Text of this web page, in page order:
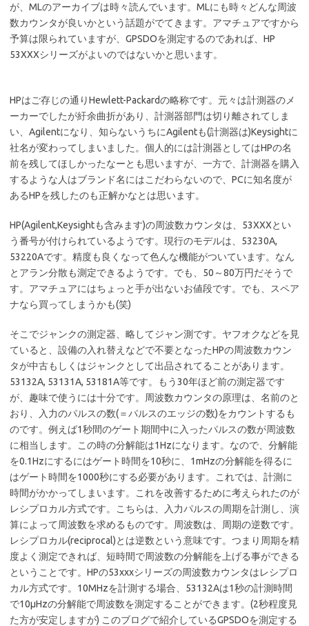
が、MLのアーカイブは時々読んでいます。MLにも時々どんな周波
数カウンタが良いかという話題がでてきます。アマチュアですから
予算は限られていますが、GPSDOを測定するのであれば、HP
53XXXシリーズがよいのではないかと思います。
HPはご存じの通りHewlett-Packardの略称です。元々は計測器のメ
ーカーでしたが紆余曲折があり、計測器部門は切り離されてしま
い、Agilentになり、知らないうちにAgilentも(計測器は)Keysightに
社名が変わってしまいました。個人的には計測器としてはHPの名
前を残してほしかったなーとも思いますが、一方で、計測器を購入
するような人はブランド名にはこだわらないので、PCに知名度が
あるHPを残したのも正解かなとは思います。
HP(Agilent,Keysightも含みます)の周波数カウンタは、53XXXとい
う番号が付けられているようです。現行のモデルは、53230A,
53220Aです。精度も良くなって色んな機能がついています。なん
とアラン分散も測定できるようです。でも、50～80万円だそうで
す。アマチュアにはちょっと手が出ないお値段です。でも、スペア
ナなら買ってしまうかも(笑)
そこでジャンクの測定器、略してジャン測です。ヤフオクなどを見
ていると、設備の入れ替えなどで不要となったHPの周波数カウン
タが中古もしくはジャンクとして出品されてることがあります。
53132A, 53131A, 53181A等です。もう30年ほど前の測定器です
が、趣味で使うには十分です。周波数カウンタの原理は、名前のと
おり、入力のパルスの数(＝パルスのエッジの数)をカウントするも
のです。例えば1秒間のゲート期間中に入ったパルスの数が周波数
に相当します。この時の分解能は1Hzになります。なので、分解能
を0.1Hzにするにはゲート時間を10秒に、1mHzの分解能を得るに
はゲート時間を1000秒にする必要があります。これでは、計測に
時間がかかってしまいます。これを改善するために考えられたのが
レシプロカル方式です。こちらは、入力パルスの周期を計測し、演
算によって周波数を求めるものです。周波数は、周期の逆数です。
レシプロカル(reciprocal)とは逆数という意味です。つまり周期を精
度よく測定できれば、短時間で周波数の分解能を上げる事ができる
ということです。HPの53xxxシリーズの周波数カウンタはレシプロ
カル方式です。10MHzを計測する場合、53132Aは1秒の計測時間
で10μHzの分解能で周波数を測定することができます。(2秒程度見
た方が安定しますが) このブログで紹介しているGPSDOを測定する